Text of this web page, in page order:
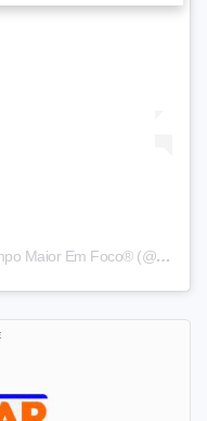
Um post compartilhado por Portal Campo Maior Em Foco® (@cm_emfoco)